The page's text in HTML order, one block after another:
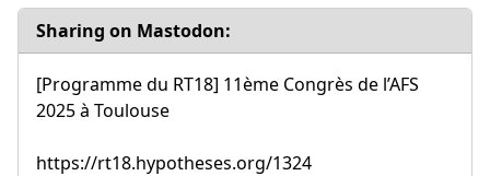
Sharing on Mastodon:
[Programme du RT18] 11ème Congrès de l’AFS
2025 à Toulouse
https://rt18.hypotheses.org/1324